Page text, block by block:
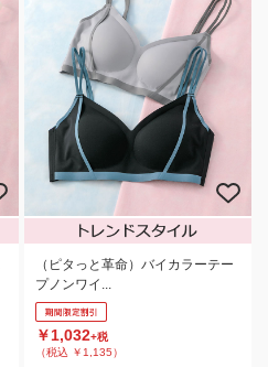
（ピタっと革命）バイカラーテー
プノンワイ...
￥1,032+税
（税込 ￥1,135）